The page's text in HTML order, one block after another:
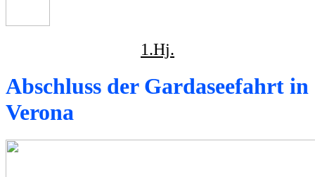
1.Hj.
Abschluss der Gardaseefahrt in
Verona